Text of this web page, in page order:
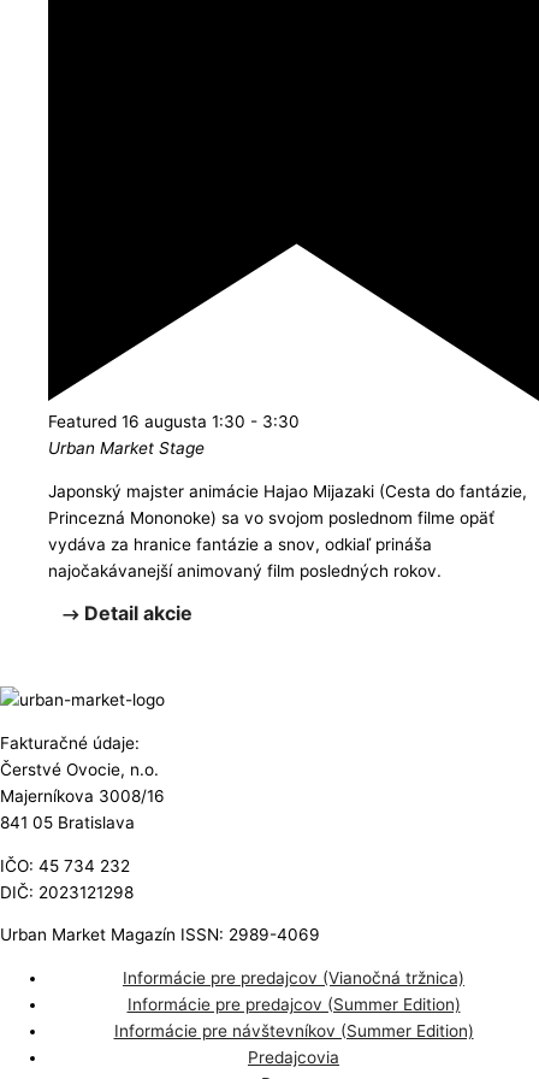
Featured 16 augusta 1:30 - 3:30
Urban Market Stage
Japonský majster animácie Hajao Mijazaki (Cesta do fantázie,
Princezná Mononoke) sa vo svojom poslednom filme opäť
vydáva za hranice fantázie a snov, odkiaľ prináša
najočakávanejší animovaný film posledných rokov.
Detail akcie
Fakturačné údaje:
Čerstvé Ovocie, n.o.
Majerníkova 3008/16
841 05 Bratislava
IČO: 45 734 232
DIČ: 2023121298
Urban Market Magazín ISSN: 2989-4069
Informácie pre predajcov (Vianočná tržnica)
Informácie pre predajcov (Summer Edition)
Informácie pre návštevníkov (Summer Edition)
Predajcovia